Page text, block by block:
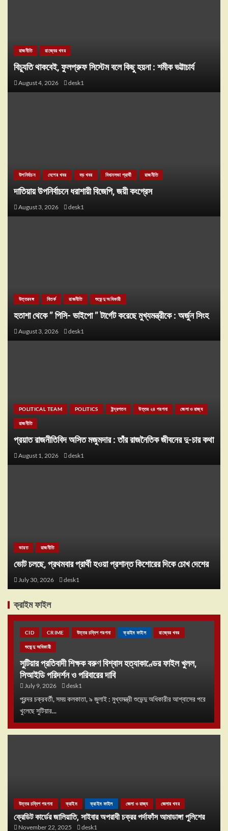
রাজনীতি রাজ্যের খবর
বিচ্যুতি থাকবেই, ফুলপ্রুফ সিস্টেম বলে কিছু হয়না : শমীক ভট্টাচার্য
August 4, 2026 desk1
উপনির্বাচন দেশের খবর বড় খবর বিধানসভা প্রার্থী রাজনীতি
দাতিয়ায় উপনির্বাচনে ধরাশায়ী বিজেপি, জয়ী কংগ্রেস
August 3, 2026 desk1
উত্তরবঙ্গ বিতর্ক রাজনীতি শুভেন্দু অধিকারী
হতাশা থেকে ” পিসি- ভাইপো ” টার্গেট করেছে মুখ্যমন্ত্রীকে : অর্জুন সিংহ
August 3, 2026 desk1
POLITICAL TEAM POLITICS ইন্দ্রপতন উত্তর ২৪ পরগনা জেলা ও রাজ্য
রাজনীতি
প্রয়াত রাজনীতিবিদ অসিত মজুমদার : তাঁর রাজনৈতিক জীবনের দু-চার কথা
August 1, 2026 desk1
ভারত রাজনীতি
ভোট চলছে, প্রথমবার প্রার্থী হওয়া প্রশান্ত কিশোরের দিকে চোখ দেশের
July 30, 2026 desk1
ক্রাইম ফাইল
CID CRIME উত্তর চব্বিশ পরগনা ক্রাইম ফাইল রাজ্যের খবর
শুভেন্দু অধিকারী
সুটিয়ার প্রতিবাদী শিক্ষক বরুণ বিশ্বাস হত্যাকাণ্ডের ফাইল খুলল,
সিআইডি পরিদর্শন ও পরিবারের দাবি
July 9, 2026 desk1
পুরন্দর চক্রবর্তী, সময় কলকাতা, ৯ জুলাই : মুখ্যমন্ত্রী শুভেন্দু অধিকারীর আশ্বাসের পরে
খুলেছে সুটিয়ার...
উত্তর চব্বিশ পরগনা ক্রাইম ক্রাইম ফাইল জেলা ও রাজ্য জেলার খবর
ক্রেডিট কার্ডের জালিয়াতি, সাইবার অপরাধী চক্রর পর্দাফাঁস আমাডাঙ্গা পুলিশের
November 22, 2025 desk1